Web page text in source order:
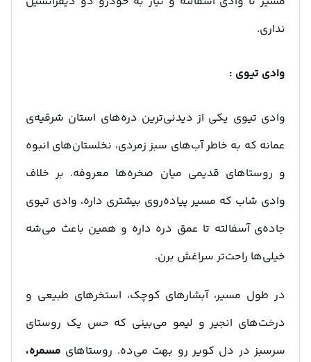
نداری.
وادی تیوی :
وادی تیوی یکی از دیدنی‌ترین دره‌های استان شرقیه‌ی
عمانه که به خاطر آب‌های سبز زمردی، نخلستان‌های انبوه
و روستاهای قدیمی میان صخره‌ها معروفه. بر خلاف
وادی شاب که مسیر پیاده‌روی بیشتری داره، وادی تیوی
جاده‌ی آسفالته تا عمق دره داره و همین باعث می‌شه
خیلی‌ها راحت‌تر سراغش برن.
در طول مسیر، آبشارهای کوچک، استخرهای طبیعی و
درخت‌های انجیر و لیمو می‌بینی که حس یک روستای
سرسبز در دل کویر رو بهت می‌ده. روستاهای مسمره،